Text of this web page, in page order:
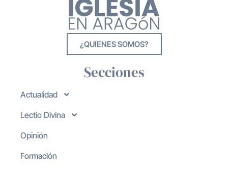
¿QUIENES SOMOS?
Secciones
Actualidad
Lectio Divina
Opinión
Formación